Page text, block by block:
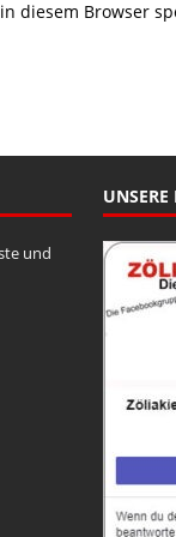
diesem Browser
und
UNSERE